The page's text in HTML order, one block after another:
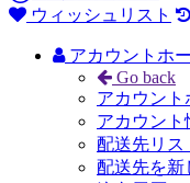
ウィッシュリスト
アカウントホ
Go back
アカウント
アカウント
配送先リス
配送先を新